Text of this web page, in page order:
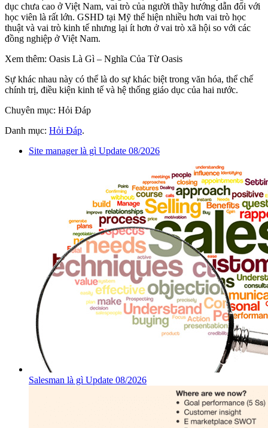
dục chưa cao ở Việt Nam, vai trò của người thầy hướng dẫn đối với
học viên là rất lớn. GSHD tại Mỹ thể hiện nhiều hơn vai trò học
thuật và vai trò kinh tế nhưng lại ít hơn ở vai trò xã hội so với các
đồng nghiệp ở Việt Nam.
Xem thêm: Oasis Là Gì – Nghĩa Của Từ Oasis
Sự khác nhau này có thể là do sự khác biệt trong văn hóa, thể chế
chính trị, điều kiện kinh tế và hệ thống giáo dục của hai nước.
Chuyên mục: Hỏi Đáp
Danh mục: Hỏi Đáp.
Site manager là gì Update 08/2026
Salesman là gì Update 08/2026